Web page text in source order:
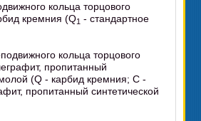
кольца торцового
кремния (Q1 - стандартное
кольца торцового
пропитанный
(Q - карбид кремния; С -
пропитанный синтетической